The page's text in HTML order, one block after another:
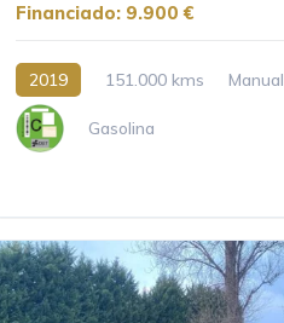
Financiado: 9.900 €
2019 151.000 kms Manual
Gasolina